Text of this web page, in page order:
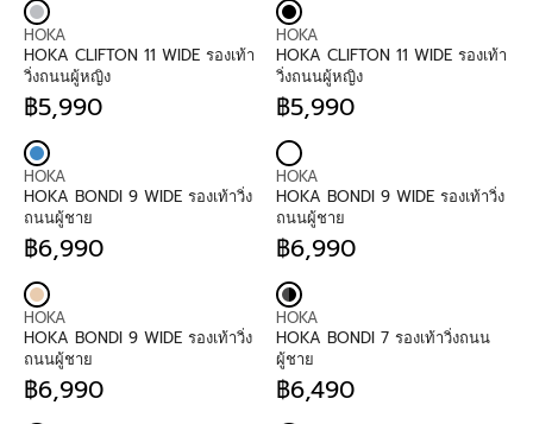
9
0
9
0
I
C
E
฿
6
,
9
0
I
C
E
฿
5
,
9
0
:G
U
L
A
R
P
I
C
E
฿
5
,
9
0
:G
U
L
A
R
P
I
C
E
฿
5
,
9
0
V
E
N
D
O
:
HOKA
HOKA CLIFTON 11 WIDE รองเท้า
วิ่งถนนผู้หญิง
R
G
U
L
A
R
P
I
C
E
฿
5
,
฿5,990
V
E
N
D
O
:
HOKA
HOKA CLIFTON 11 WIDE รองเท้า
วิ่งถนนผู้หญิง
R
G
U
L
A
R
P
I
C
E
฿
5
,
฿5,990
V
E
N
D
O
:
HOKA
HOKA BONDI 9 WIDE รองเท้าวิ่ง
ถนนผู้ชาย
R
G
U
L
A
R
P
฿6,990
V
E
N
D
O
:
HOKA
HOKA BONDI 9 WIDE รองเท้าวิ่ง
ถนนผู้ชาย
R
G
U
L
A
R
P
฿6,990
V
E
N
D
O
HOKA
HOKA BONDI 9 WIDE รองเท้าวิ่ง
ถนนผู้ชาย
R
฿6,990
V
E
N
D
O
HOKA
HOKA BONDI 7 รองเท้าวิ่งถนน
ผู้ชาย
R
฿6,490